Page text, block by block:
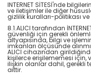
INTERNET SİTESİ'nde
ve iletişimler ile diğer
gizlilik kuralları-politikası
8.1.ALICI tarafından
güvenliği için gerekli
altyapısında, bilgi ve
imkanları ölçüsünde
ALICI cihazından
kişilerce erişilememesi için,
ilişkin olanlar dahil, gerekli
aittir.